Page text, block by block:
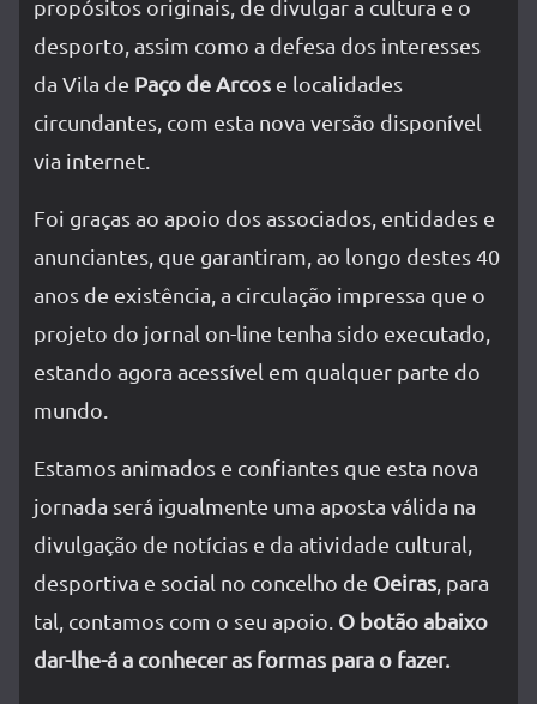
propósitos originais, de divulgar a cultura e o
desporto, assim como a defesa dos interesses
da Vila de Paço de Arcos e localidades
circundantes, com esta nova versão disponível
via internet.
Foi graças ao apoio dos associados, entidades e
anunciantes, que garantiram, ao longo destes 40
anos de existência, a circulação impressa que o
projeto do jornal on-line tenha sido executado,
estando agora acessível em qualquer parte do
mundo.
Estamos animados e confiantes que esta nova
jornada será igualmente uma aposta válida na
divulgação de notícias e da atividade cultural,
desportiva e social no concelho de Oeiras , para
tal, contamos com o seu apoio. O botão abaixo
dar-lhe-á a conhecer as formas para o fazer.